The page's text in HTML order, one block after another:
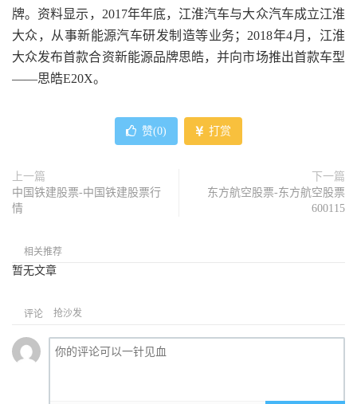
牌。资料显示，2017年年底，江淮汽车与大众汽车成立江淮
大众，从事新能源汽车研发制造等业务；2018年4月，江淮
大众发布首款合资新能源品牌思皓，并向市场推出首款车型
——思皓E20X。
赞(0) 打赏
上一篇
中国铁建股票-中国铁建股票行
情
下一篇
东方航空股票-东方航空股票
600115
相关推荐
暂无文章
评论 抢沙发